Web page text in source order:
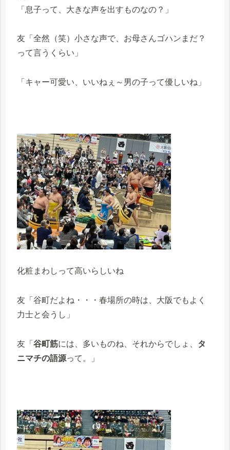
「息子って、大きな声を出すものなの？」
友「全然（笑）小さな声で、お母さんゴハンまだ？
って言うくらい」
「キャー可愛い、いいねぇ～男の子って優しいね」
化粧まわしって高いらしいね
友「谷町だよね・・・春場所の時は、大阪でもよく
力士と会うし」
友「 谷町筋には、多いものね、それからでしょ、 タ
ニマチの語源って。」